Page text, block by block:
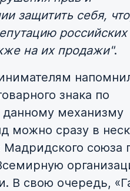
защитить себя,
российских
на их продажи".
знака по
механизму
можно сразу в
Мадридского союза
В свою очередь,